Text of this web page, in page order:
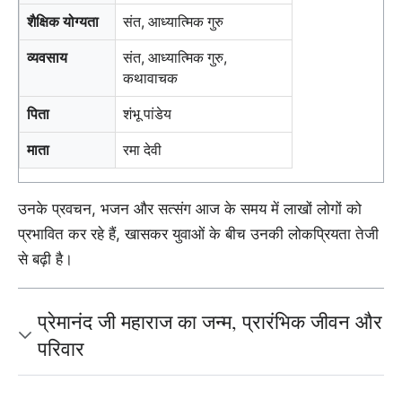
शैक्षिक योग्यता संत, आध्यात्मिक गुरु
व्यवसाय
संत, आध्यात्मिक गुरु,
कथावाचक
पिता शंभू पांडेय
माता रमा देवी
उनके प्रवचन, भजन और सत्संग आज के समय में लाखों लोगों को
प्रभावित कर रहे हैं, खासकर युवाओं के बीच उनकी लोकप्रियता तेजी
से बढ़ी है।
प्रेमानंद जी महाराज का जन्म, प्रारंभिक जीवन और
परिवार